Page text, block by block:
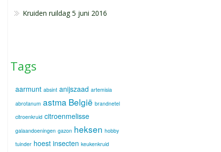
Kruiden ruildag 5 juni 2016
Tags
aarmunt absint anijszaad artemisia
abrotanum astma België brandnetel
citroenkruid citroenmelisse
galaandoeningen gazon heksen hobby
tuinder hoest insecten keukenkruid